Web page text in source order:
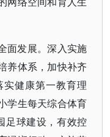
面发展。深入实施
养体系，加快补齐
健康第一教育理
学生每天综合体育
足球建设，有效控